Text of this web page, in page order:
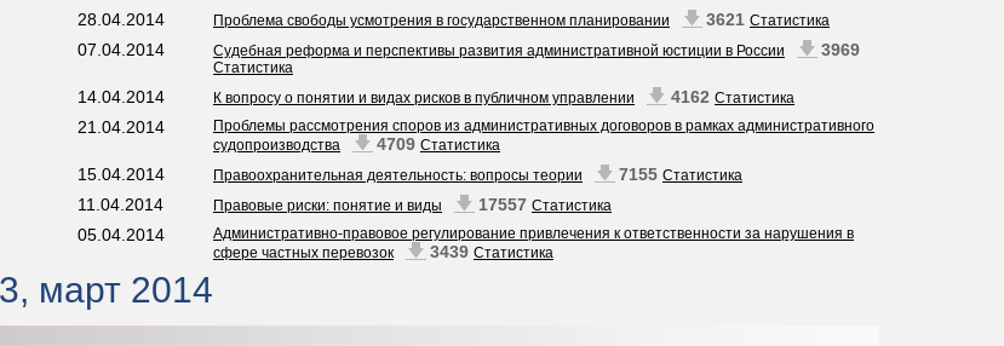
28.04.2014 Проблема свободы усмотрения в государственном планировании 3621 Статистика
07.04.2014 Судебная реформа и перспективы развития административной юстиции в России 3969
Статистика
14.04.2014 К вопросу о понятии и видах рисков в публичном управлении 4162 Статистика
21.04.2014
Проблемы рассмотрения споров из административных договоров в рамках административного
судопроизводства
4709 Статистика
15.04.2014 Правоохранительная деятельность: вопросы теории 7155 Статистика
11.04.2014 Правовые риски: понятие и виды 17557 Статистика
05.04.2014
Административно-правовое регулирование привлечения к ответственности за нарушения в
сфере частных перевозок
3439 Статистика
март 2014